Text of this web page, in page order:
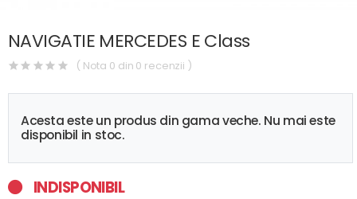
NAVIGATIE MERCEDES E Class
( Nota 0 din 0 recenzii )
Acesta este un produs din gama veche. Nu mai este
disponibil in stoc.
INDISPONIBIL